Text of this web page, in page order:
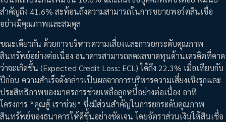
สำคัญถึง 41.6% สะท้อนถึงความสามารถในการขยายพอร์ตสินเชื่อ
อย่างมีคุณภาพและสมดุล
ขณะเดียวกัน ด้วยการบริหารความเสี่ยงและการยกระดับคุณภาพ
สินทรัพย์อย่างต่อเนื่อง ธนาคารสามารถลดผลขาดทุนด้านเครดิตที่คาด
ว่าจะเกิดขึ้น (Expected Credit Loss: ECL) ได้ถึง 22.3% เมื่อเทียบกับ
ปีก่อน ความสำเร็จดังกล่าวเป็นผลจากการบริหารความเสี่ยงเชิงรุกและ
ประสิทธิภาพของมาตรการช่วยเหลือลูกหนี้อย่างต่อเนื่อง อาทิ
โครงการ “คุณสู้ เราช่วย” ซึ่งมีส่วนสำคัญในการยกระดับคุณภาพ
สินทรัพย์ของธนาคารให้ดีขึ้นอย่างชัดเจน โดยอัตราส่วนเงินให้สินเชื่อ